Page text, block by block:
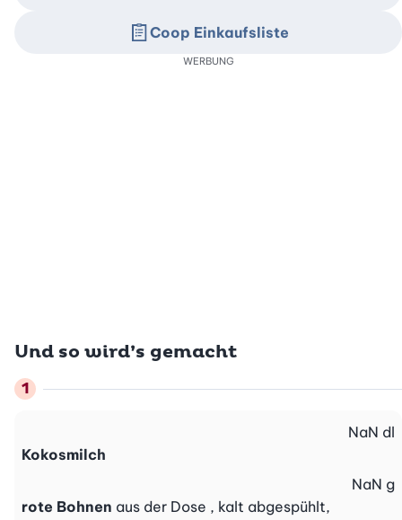
Und so wird’s gemacht
Kokosmilch
NaN dl
rote Bohnen aus der Dose , kalt abgespühlt,
NaN g
Coop Einkaufsliste
WERBUNG